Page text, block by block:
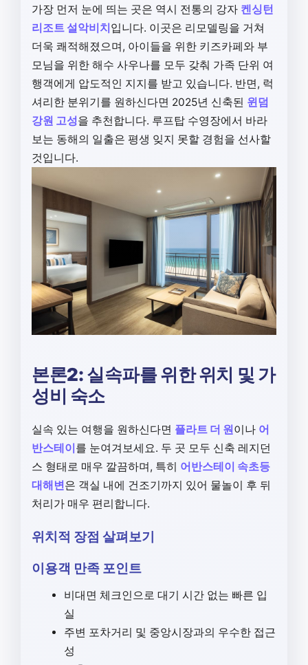
가장 먼저 눈에 띄는 곳은 역시 전통의 강자 켄싱턴
리조트 설악비치입니다. 이곳은 리모델링을 거쳐
더욱 쾌적해졌으며, 아이들을 위한 키즈카페와 부
모님을 위한 해수 사우나를 모두 갖춰 가족 단위 여
행객에게 압도적인 지지를 받고 있습니다. 반면, 럭
셔리한 분위기를 원하신다면 2025년 신축된 윈덤
강원 고성을 추천합니다. 루프탑 수영장에서 바라
보는 동해의 일출은 평생 잊지 못할 경험을 선사할
것입니다.
본론2: 실속파를 위한 위치 및 가
성비 숙소
실속 있는 여행을 원하신다면 플라트 더 원이나 어
반스테이 를 눈여겨보세요. 두 곳 모두 신축 레지던
스 형태로 매우 깔끔하며, 특히 어반스테이 속초등
대해변은 객실 내에 건조기까지 있어 물놀이 후 뒤
처리가 매우 편리합니다.
위치적 장점 살펴보기
이용객 만족 포인트
비대면 체크인으로 대기 시간 없는 빠른 입
실
주변 포차거리 및 중앙시장과의 우수한 접근
성